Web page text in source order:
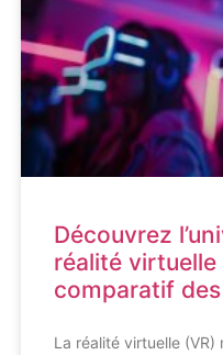
Découvrez
réalité
comparatif
La réalité virtuelle